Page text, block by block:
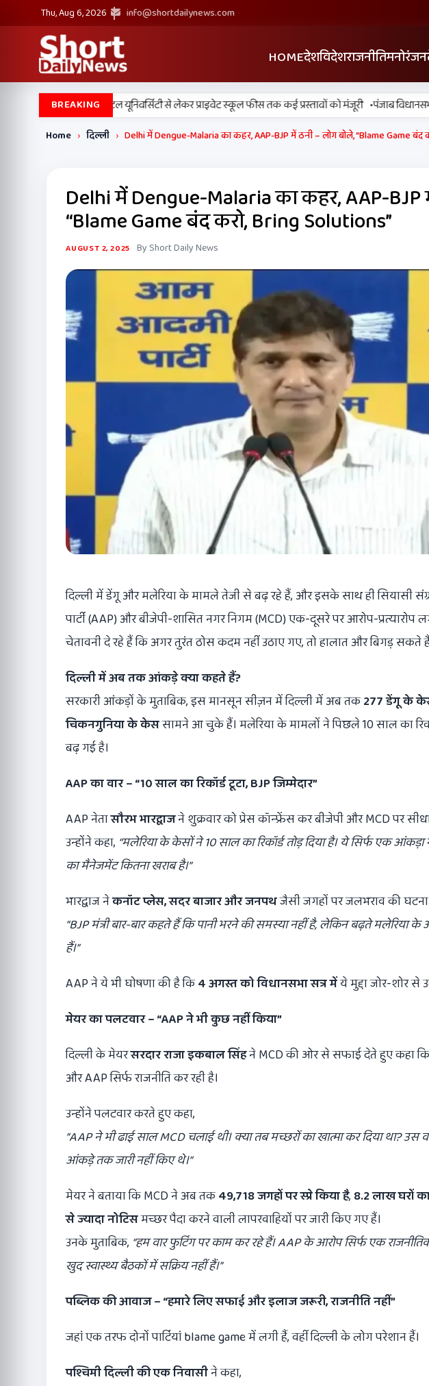
Thu, Aug 6, 2026 info@shortdailynews.com
HOMEदेशविदेशराजनीतिमनोरंजन
BREAKING
के बड़े फैसले, डिजिटल यूनिवर्सिटी से लेकर प्राइवेट स्कूल फीस तक कई प्रस्तावों को मंजूरी •पंजाब विधानसभा में
Home › दिल्ली › Delhi में Dengue-Malaria का कहर, AAP-BJP में ठनी – लोग बोले, “Blame Game बंद
Delhi में Dengue-Malaria का कहर, AAP-BJP
“Blame Game बंद करो, Bring Solutions”
AUGUST 2, 2025 By Short Daily News
दिल्ली में डेंगू और मलेरिया के मामले तेजी से बढ़ रहे हैं, और इसके साथ ही सियासी
पार्टी (AAP) और बीजेपी-शासित नगर निगम (MCD) एक-दूसरे पर आरोप-प्रत्यारोप
चेतावनी दे रहे हैं कि अगर तुरंत ठोस कदम नहीं उठाए गए, तो हालात और बिगड़ सकते
दिल्ली में अब तक आंकड़े क्या कहते हैं?
सरकारी आंकड़ों के मुताबिक, इस मानसून सीज़न में दिल्ली में अब तक277डेंगू के
चिकनगुनिया के केससामने आ चुके हैं। मलेरिया के मामलों ने पिछले 10 साल का
बढ़ गई है।
AAPका वार– “10साल का रिकॉर्ड टूटा, BJPजिम्मेदार”
AAP नेतासौरभ भारद्वाजने शुक्रवार को प्रेस कॉन्फ्रेंस कर बीजेपी और MCD पर
उन्होंने कहा, “मलेरिया के केसों ने 10साल का रिकॉर्ड तोड़ दिया है। ये सिर्फ एक आंकड़ा
का मैनेजमेंट कितना खराब है।”
भारद्वाज नेकनॉट प्लेस,सदर बाजार और जनपथजैसी जगहों पर जलभराव की
“BJPमंत्री बार-बार कहते हैं कि पानी भरने की समस्या नहीं है,लेकिन बढ़ते मलेरिया के
हैं।”
AAP ने ये भी घोषणा की है कि4अगस्त को विधानसभा सत्र मेंये मुद्दा जोर-शोर से
मेयर का पलटवार– “AAPने भी कुछ नहीं किया”
दिल्ली के मेयरसरदार राजा इकबाल सिंहने MCD की ओर से सफाई देते हुए कहा कि
और AAP सिर्फ राजनीति कर रही है।
उन्होंने पलटवार करते हुए कहा,
“AAPने भी ढाई साल MCDचलाई थी। क्या तब मच्छरों का खात्मा कर दिया था?उस
आंकड़े तक जारी नहीं किए थे।”
मेयर ने बताया कि MCD ने अब तक49,718जगहों पर स्प्रे किया है, 8.2लाख घरों
से ज्यादा नोटिसमच्छर पैदा करने वाली लापरवाहियों पर जारी किए गए हैं।
उनके मुताबिक, “हम वार फुटिंग पर काम कर रहे हैं। AAPके आरोप सिर्फ एक राजनीतिक
खुद स्वास्थ्य बैठकों में सक्रिय नहीं हैं।”
पब्लिक की आवाज– “हमारे लिए सफाई और इलाज जरूरी,राजनीति नहीं”
जहां एक तरफ दोनों पार्टियां blame game में लगी हैं, वहीं दिल्ली के लोग परेशान हैं।
पश्चिमी दिल्ली की एक निवासीने कहा,